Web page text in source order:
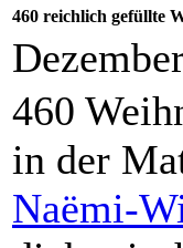
460 reichlich gefüllte
460
in der
Naëmi-